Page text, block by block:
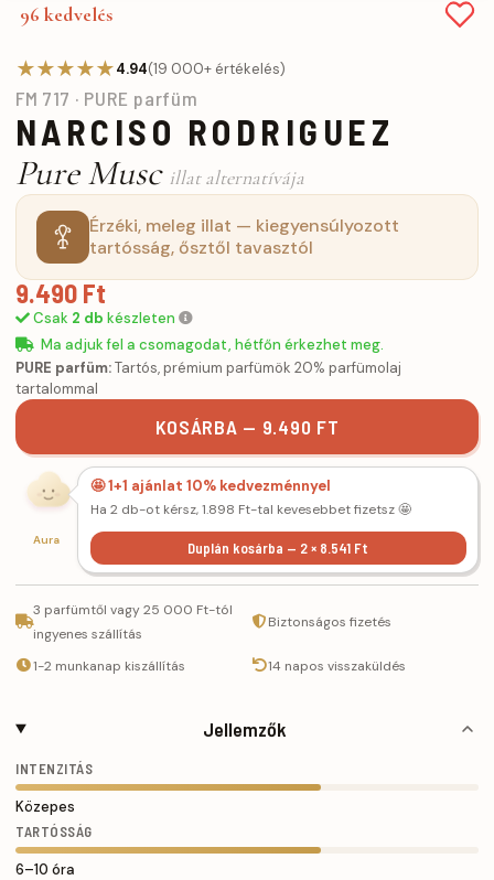
96 kedvelés
★★★★★4.94(19 000+ értékelés)
FM 717 · PURE parfüm
NARCISO RODRIGUEZ
Pure Musc illat alternatívája
Érzéki, meleg illat — kiegyensúlyozott
tartósság, ősztől tavasztól
9.490 Ft
Csak 2 db készleten
Ma adjuk fel a csomagodat, hétfőn érkezhet meg.
PURE parfüm:Tartós, prémium parfümök 20% parfümolaj
tartalommal
KOSÁRBA — 9.490 FT
Aura
🤩 1+1 ajánlat 10% kedvezménnyel
Ha 2 db-ot kérsz, 1.898 Ft-tal kevesebbet fizetsz 🤩
Duplán kosárba — 2 × 8.541 Ft
3 parfümtől vagy 25 000 Ft-tól
ingyenes szállítás
Biztonságos fizetés
1-2 munkanap kiszállítás 14 napos visszaküldés
Jellemzők
INTENZITÁS
Közepes
TARTÓSSÁG
6–10 óra